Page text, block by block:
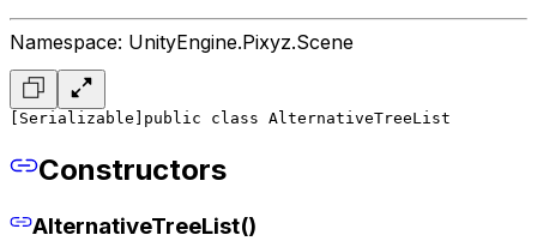
Namespace: UnityEngine.Pixyz.Scene
[Serializable] public class AlternativeTreeList
Constructors
AlternativeTreeList()